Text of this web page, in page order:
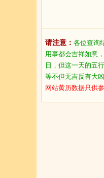
请注意： 各位查询
用事都会吉祥如意
日，但这一天的五
等不但无吉反有大凶
网站黄历数据只供